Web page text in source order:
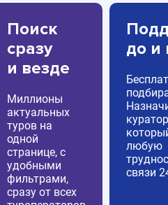
Поиск
сразу
и везде
Миллионы
актуальных
туров на
одной
странице, с
удобными
фильтрами,
сразу от всех
до и
любую
связи